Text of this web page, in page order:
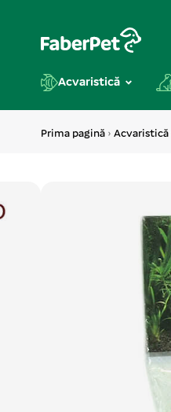
Acvaristică
Prima pagină › Acvaristică